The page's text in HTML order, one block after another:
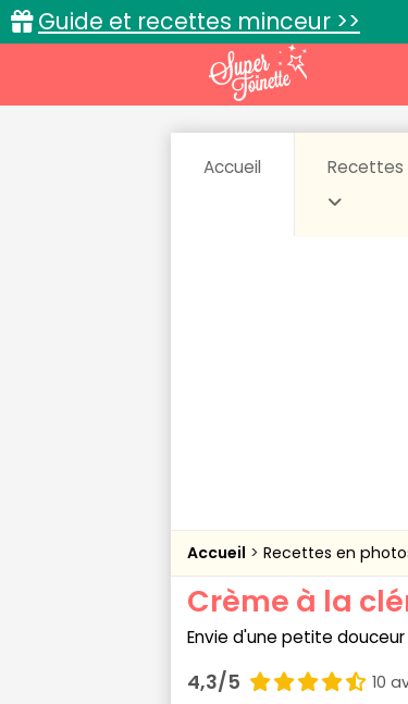
Guide et recettes minceur >>
Accueil Recettes
Accueil Recettes en
Crème à la
Envie d'une petite douceur
4,3/5 10